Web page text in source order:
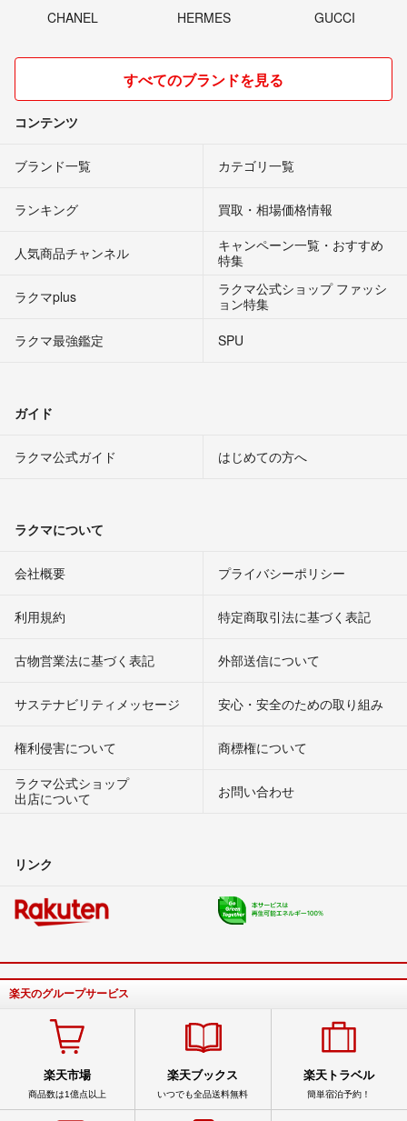
CHANEL HERMES GUCCI
すべてのブランドを見る
コンテンツ
ブランド一覧 カテゴリ一覧
ランキング 買取・相場価格情報
人気商品チャンネル
キャンペーン一覧・おすすめ
特集
ラクマplus
ラクマ公式ショップ ファッシ
ョン特集
ラクマ最強鑑定
SPU
ガイド
ラクマ公式ガイド はじめての方へ
ラクマについて
会社概要 プライバシーポリシー
利用規約 特定商取引法に基づく表記
古物営業法に基づく表記 外部送信について
サステナビリティメッセージ 安心・安全のための取り組み
権利侵害について
商標権について
ラクマ公式ショップ
出店について
お問い合わせ
リンク
楽天のグループサービス
楽天市場
商品数は1億点以上
楽天ブックス
いつでも全品送料無料
楽天トラベル
簡単宿泊予約！